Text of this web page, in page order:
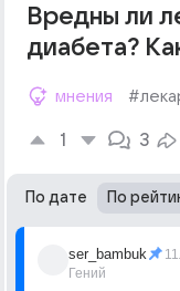
Вредны ли
диабета?
мнения
1 3
По дате По
ser_bambuk
Гений